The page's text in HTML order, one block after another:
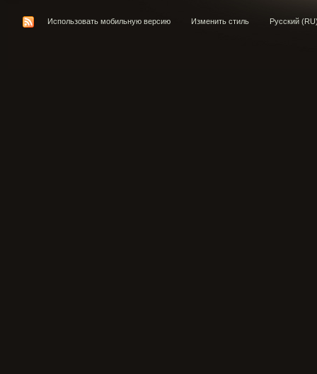
Использовать мобильную версию Изменить стиль Русский